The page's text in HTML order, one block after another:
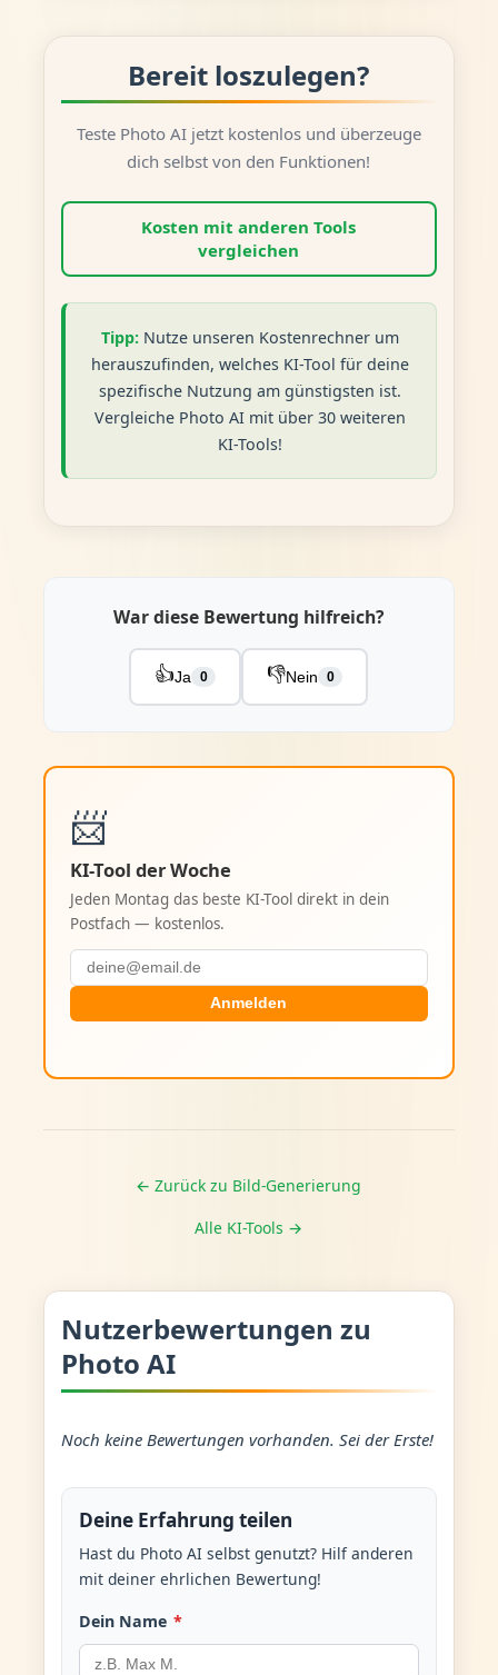
Bereit loszulegen?
Teste Photo AI jetzt kostenlos und überzeuge
dich selbst von den Funktionen!
Kosten mit anderen Tools
vergleichen
Tipp: Nutze unseren Kostenrechner um
herauszufinden, welches KI-Tool für deine
spezifische Nutzung am günstigsten ist.
Vergleiche Photo AI mit über 30 weiteren
KI-Tools!
War diese Bewertung hilfreich?
👍Ja 0 👎Nein 0
📨
KI-Tool der Woche
Jeden Montag das beste KI-Tool direkt in dein
Postfach — kostenlos.
Anmelden
← Zurück zu Bild-Generierung
Alle KI-Tools →
Nutzerbewertungen zu
Photo AI
Noch keine Bewertungen vorhanden. Sei der Erste!
Deine Erfahrung teilen
Hast du Photo AI selbst genutzt? Hilf anderen
mit deiner ehrlichen Bewertung!
Dein Name *